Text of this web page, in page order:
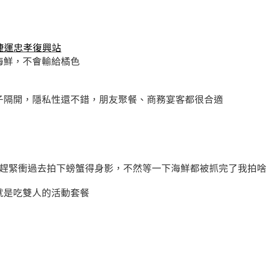
運忠孝復興站
，不會輸給橘色
開，隱私性還不錯，朋友聚餐、商務宴客都很合適
緊衝過去拍下螃蟹得身影，不然等一下海鮮都被抓完了我拍啥
是吃雙人的活動套餐